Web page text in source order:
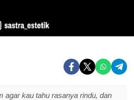
agar kau tahu rasanya rindu, dan